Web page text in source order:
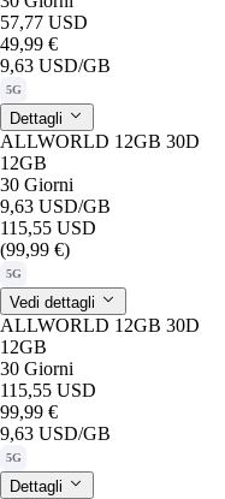
57,77 USD
49,99 €
9,63 USD/GB
5G
Dettagli
ALLWORLD 12GB 30D
12GB
30 Giorni
9,63 USD/GB
115,55 USD
(99,99 €)
5G
Vedi dettagli
ALLWORLD 12GB 30D
12GB
30 Giorni
115,55 USD
99,99 €
9,63 USD/GB
5G
Dettagli